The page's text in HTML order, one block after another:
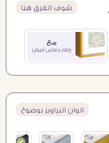
شوف الفرق هنا
الوان البراويز بوضوح